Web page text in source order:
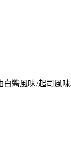
醬風味/起司風